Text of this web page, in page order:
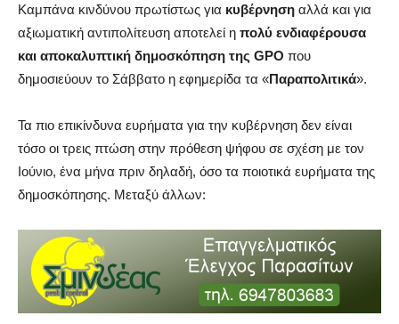
Καμπάνα κινδύνου πρωτίστως για κυβέρνηση αλλά και για
αξιωματική αντιπολίτευση αποτελεί η πολύ ενδιαφέρουσα
και αποκαλυπτική δημοσκόπηση της GPO που
δημοσιεύουν το Σάββατο η εφημερίδα τα «Παραπολιτικά».
Τα πιο επικίνδυνα ευρήματα για την κυβέρνηση δεν είναι
τόσο οι τρεις πτώση στην πρόθεση ψήφου σε σχέση με τον
Ιούνιο, ένα μήνα πριν δηλαδή, όσο τα ποιοτικά ευρήματα της
δημοσκόπησης. Μεταξύ άλλων: